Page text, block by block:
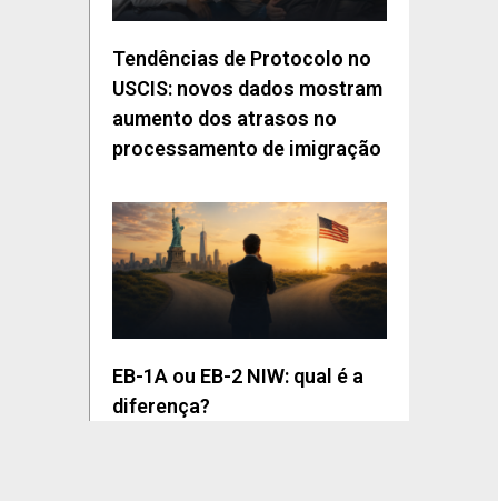
Tendências de Protocolo no
USCIS: novos dados mostram
aumento dos atrasos no
processamento de imigração
EB-1A ou EB-2 NIW: qual é a
diferença?